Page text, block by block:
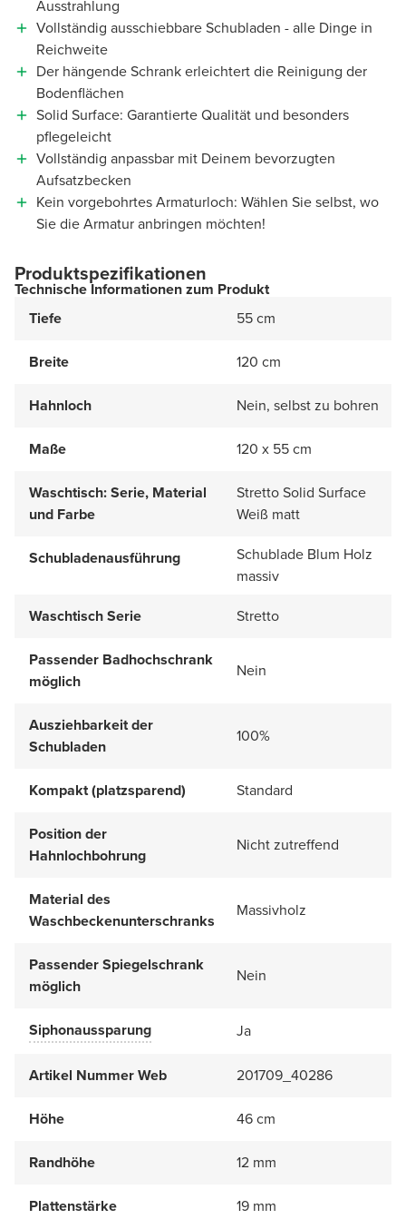
Ausstrahlung
Vollständig ausschiebbare Schubladen - alle Dinge in
Reichweite
Der hängende Schrank erleichtert die Reinigung der
Bodenflächen
Solid Surface: Garantierte Qualität und besonders
pflegeleicht
Vollständig anpassbar mit Deinem bevorzugten
Aufsatzbecken
Kein vorgebohrtes Armaturloch: Wählen Sie selbst, wo
Sie die Armatur anbringen möchten!
Produktspezifikationen
Technische Informationen zum Produkt
Tiefe
55 cm
Breite 120 cm
Hahnloch Nein, selbst zu bohren
Maße 120 x 55 cm
Waschtisch: Serie, Material
und Farbe
Stretto Solid Surface
Weiß matt
Schubladenausführung
Schublade Blum Holz
massiv
Waschtisch Serie
Stretto
Passender Badhochschrank
möglich
Nein
Ausziehbarkeit der
Schubladen
100%
Kompakt (platzsparend) Standard
Position der
Hahnlochbohrung
Nicht zutreffend
Material des
Waschbeckenunterschranks
Massivholz
Passender Spiegelschrank
möglich
Nein
Siphonaussparung Ja
Artikel Nummer Web 201709_40286
Höhe 46 cm
Randhöhe 12 mm
Plattenstärke
19 mm